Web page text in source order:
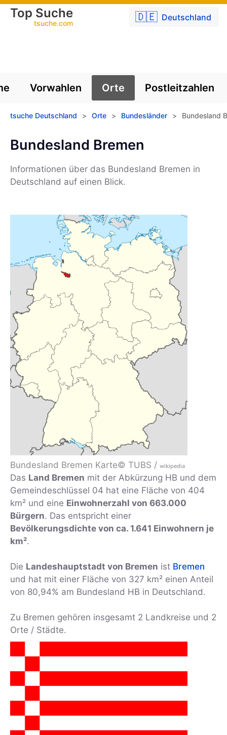
🇩🇪 Deutschland
Top Suche
tsuche.com
Vorwahlen Orte Postleitzahlen
tsuche Deutschland > Orte > Bundesländer > Bundesland
Bundesland Bremen
Informationen über das Bundesland Bremen in
Deutschland auf einen Blick.
Bundesland Bremen Karte© TUBS / wikipedia
Das Land Bremen mit der Abkürzung HB und dem
Gemeindeschlüssel 04 hat eine Fläche von 404
km² und eine Einwohnerzahl von 663.000
Bürgern. Das entspricht einer
Bevölkerungsdichte von ca. 1.641 Einwohnern je
km².
Die Landeshauptstadt von Bremen ist Bremen
und hat mit einer Fläche von 327 km² einen Anteil
von 80,94% am Bundesland HB in Deutschland.
Zu Bremen gehören insgesamt 2 Landkreise und 2
Orte / Städte.